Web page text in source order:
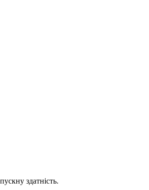
здатність.